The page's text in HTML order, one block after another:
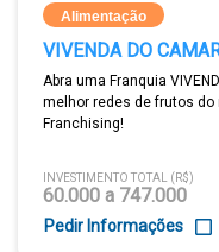
Alimentação
VIVENDA DO
Abra uma Franquia
melhor redes de frutos do
Franchising!
INVESTIMENTO TOTAL (R$)
60.000 a 747.000
Pedir Informações